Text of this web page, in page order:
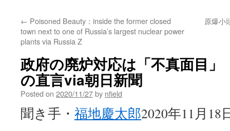
← Poisoned Beauty：inside the former closed
town next to one of Russia’s largest nuclear power
plants via Russia Z
原爆小
政府の廃炉対応は「不真面目
の直言via朝日新聞
Posted on 2020/11/27by nfield
聞き手・ 福地慶太郎2020年11月18